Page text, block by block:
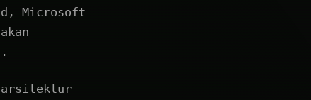
Microsoft
arsitektur